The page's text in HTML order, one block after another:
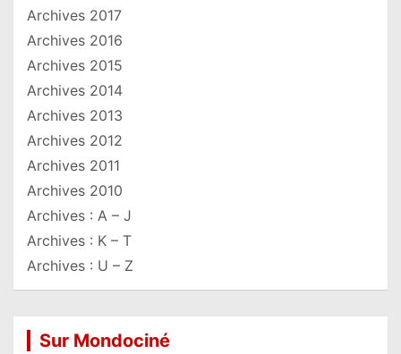
Archives 2017
Archives 2016
Archives 2015
Archives 2014
Archives 2013
Archives 2012
Archives 2011
Archives 2010
Archives : A – J
Archives : K – T
Archives : U – Z
Sur Mondociné